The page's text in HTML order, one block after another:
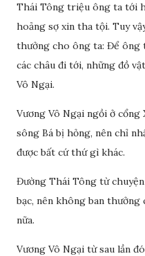
Thái Tông triệu ông ta tới
hoảng sợ xin tha tội. Tuy
thưởng cho ông ta: Để ông
các châu đi tới, những đồ
Vô Ngại.
Vương Vô Ngại ngồi ở cổng
sông Bá bị hỏng, nên chỉ
được bất cứ thứ gì khác.
Đường Thái Tông từ
bạc, nên không ban
nữa.
Vương Vô Ngại từ sau lần